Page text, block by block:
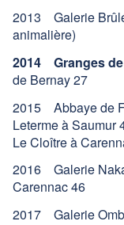
2013 Galerie
animalière)
2014 Granges de
de Bernay 27
2015 Abbaye de
Leterme à Saumur
Le Cloître à
2016 Galerie
Carennac 46
2017 Galerie